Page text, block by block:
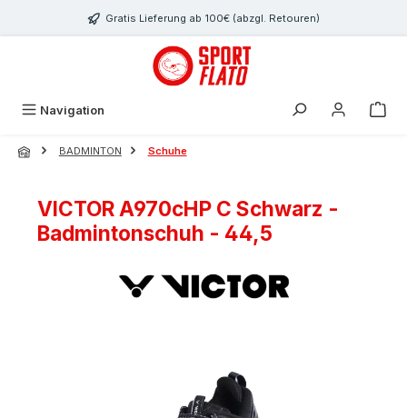
Zum Hauptinhalt springenGratis Lieferung ab 100€ (abzgl. Retouren)
Navigation
BADMINTON Schuhe
VICTOR A970cHP C Schwarz -
Badmintonschuh - 44,5